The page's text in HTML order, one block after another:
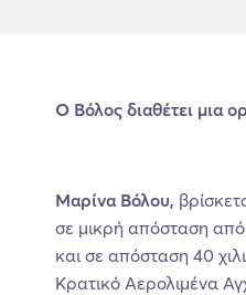
Ο Βόλος διαθέτει μια
Μαρίνα Βόλου,
σε μικρή απόσταση
και σε απόσταση 40
Κρατικό Αερολιμένα